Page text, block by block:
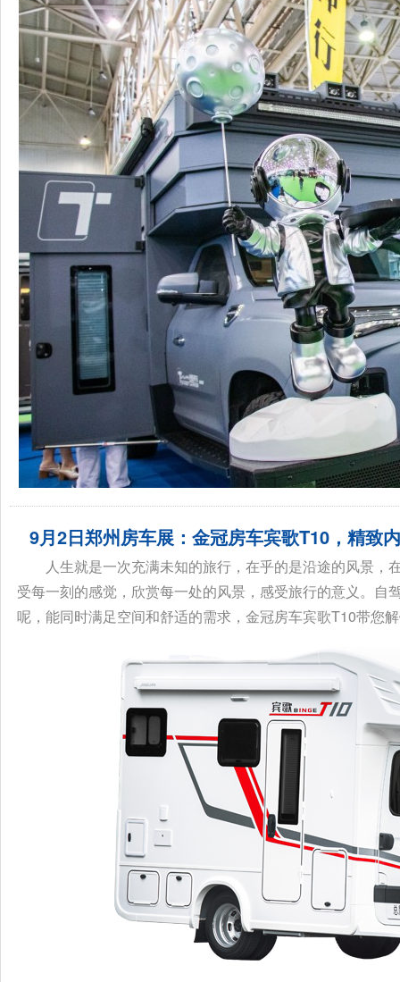
9月2日郑州房车展：金冠房车宾歌T10，精致
人生就是一次充满未知的旅行，在乎的是沿途的风景
受每一刻的感觉，欣赏每一处的风景，感受旅行的意义。
呢，能同时满足空间和舒适的需求，金冠房车宾歌T10带您